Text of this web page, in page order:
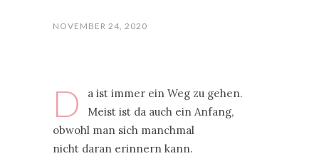
NOVEMBER 24, 2020
D
a ist immer ein Weg zu gehen.
Meist ist da auch ein Anfang,
obwohl man sich manchmal
nicht daran erinnern kann.